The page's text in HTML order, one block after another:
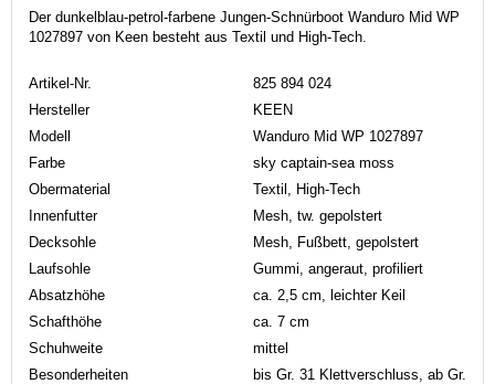
Der dunkelblau-petrol-farbene Jungen-Schnürboot Wanduro Mid WP
1027897 von Keen besteht aus Textil und High-Tech.
Artikel-Nr.
825 894 024
Hersteller
KEEN
Modell
Wanduro Mid WP 1027897
Farbe
sky captain-sea moss
Obermaterial
Textil, High-Tech
Innenfutter
Mesh, tw. gepolstert
Decksohle
Mesh, Fußbett, gepolstert
Laufsohle
Gummi, angeraut, profiliert
Absatzhöhe
ca. 2,5 cm, leichter Keil
Schafthöhe
ca. 7 cm
Schuhweite
mittel
Besonderheiten
bis Gr. 31 Klettverschluss, ab Gr.